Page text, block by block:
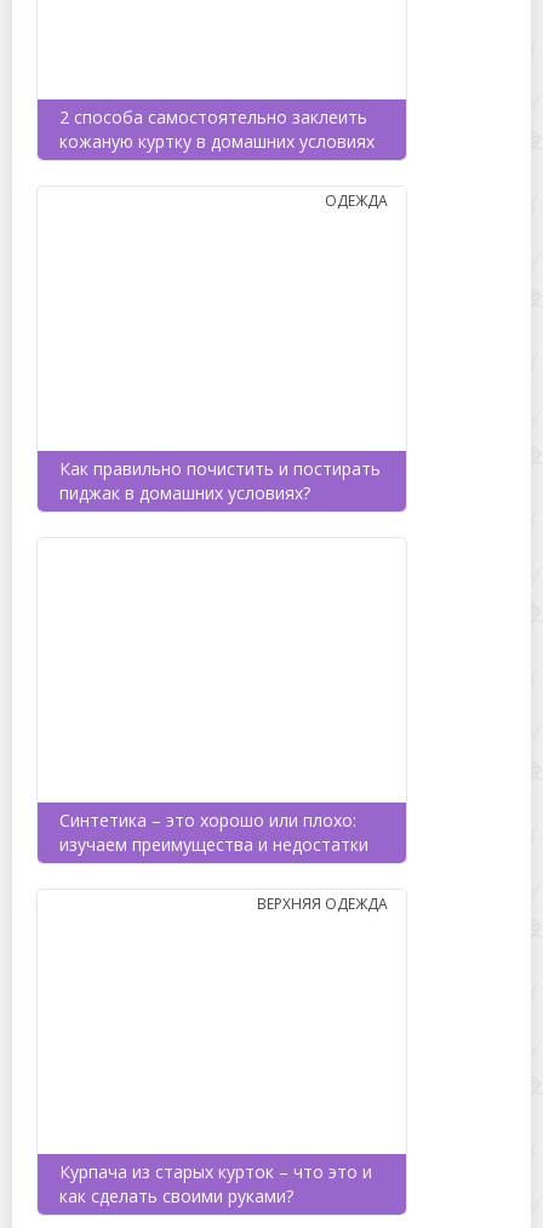
2 способа самостоятельно заклеить
кожаную куртку в домашних условиях
Как правильно почистить и постирать
пиджак в домашних условиях?
ОДЕЖДА
Синтетика – это хорошо или плохо:
изучаем преимущества и недостатки
Курпача из старых курток – что это и
как сделать своими руками?
ВЕРХНЯЯ ОДЕЖДА